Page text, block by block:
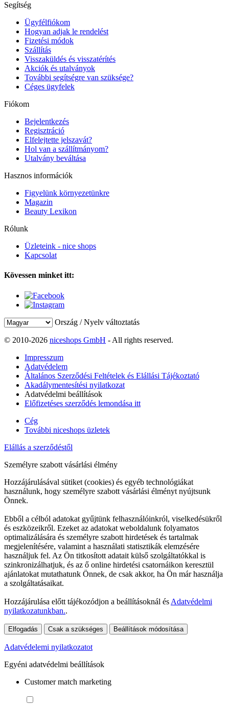
Segítség
Ügyfélfiókom
Hogyan adjak le rendelést
Fizetési módok
Szállítás
Visszaküldés és visszatérítés
Akciók és utalványok
További segítségre van szüksége?
Céges ügyfelek
Fiókom
Bejelentkezés
Regisztráció
Elfelejtette jelszavát?
Hol van a szállítmányom?
Utalvány beváltása
Hasznos információk
Figyelünk környezetünkre
Magazin
Beauty Lexikon
Rólunk
Üzleteink - nice shops
Kapcsolat
Kövessen minket itt:
Ország / Nyelv változtatás
© 2010-2026 niceshops GmbH - All rights reserved.
Impresszum
Adatvédelem
Általános Szerződési Feltételek és Elállási Tájékoztató
Akadálymentesítési nyilatkozat
Adatvédelmi beállítások
Előfizetéses szerződés lemondása itt
Cég
További niceshops üzletek
Elállás a szerződéstől
Személyre szabott vásárlási élmény
Hozzájárulásával sütiket (cookies) és egyéb technológiákat
használunk, hogy személyre szabott vásárlási élményt nyújtsunk
Önnek.
Ebből a célból adatokat gyűjtünk felhasználóinkról, viselkedésükről
és eszközeikről. Ezeket az adatokat weboldalunk folyamatos
optimalizálására és személyre szabott hirdetések és tartalmak
megjelenítésére, valamint a használati statisztikák elemzésére
használjuk fel. Az Ön titkosított adatait külső szolgáltatókkal is
szinkronizálhatjuk, és az ő online hirdetési csatornáikon keresztül
ajánlatokat mutathatunk Önnek, de csak akkor, ha Ön már használja
a szolgáltatásaikat.
Hozzájárulása előtt tájékozódjon a beállításoknál és Adatvédelmi
nyilatkozatunkban..
Elfogadás Csak a szükséges Beállítások módosítása
Adatvédelemi nyilatkozatot
Egyéni adatvédelmi beállítások
Customer match marketing